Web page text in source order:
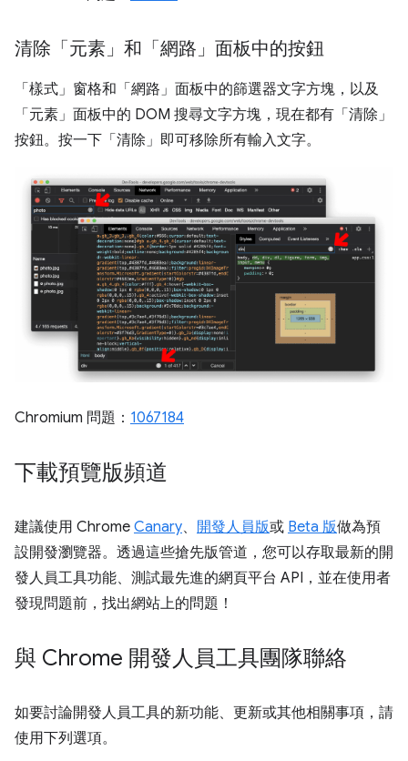
清除「元素」和「網路」面板中的按鈕
「樣式」 窗格和「網路」 面板中的篩選器文字方塊，以及
「元素」 面板中的 DOM 搜尋文字方塊，現在都有「清除」
按鈕。按一下「清除」 即可移除所有輸入文字。
Chromium 問題： 1067184
下載預覽版頻道
建議使用 Chrome Canary、 開發人員版或 Beta 版做為預
設開發瀏覽器。透過這些搶先版管道，您可以存取最新的開
發人員工具功能、測試最先進的網頁平台 API，並在使用者
發現問題前，找出網站上的問題！
與 Chrome 開發人員工具團隊聯絡
如要討論開發人員工具的新功能、更新或其他相關事項，請
使用下列選項。